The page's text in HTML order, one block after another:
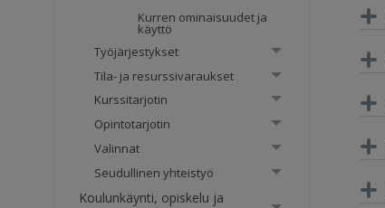
Kurren ominaisuudet ja
käyttö
Työjärjestykset
Tila- ja resurssivaraukset
Kurssitarjotin
Opintotarjotin
Valinnat
Seudullinen yhteistyö
Koulunkäynti, opiskelu ja